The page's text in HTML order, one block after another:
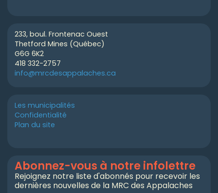
233, boul. Frontenac Ouest
Thetford Mines (Québec)
G6G 6K2
418 332-2757
info@mrcdesappalaches.ca
Les municipalités
Confidentialité
Plan du site
Abonnez-vous à notre infolettre
Rejoignez notre liste d'abonnés pour recevoir les
dernières nouvelles de la MRC des Appalaches